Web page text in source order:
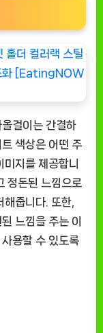
키
친
걸
이:
실
과
스
타
일
걸이는 간결하
색상은 어떤 주
지를 제공합니
정돈된 느낌으로
줍니다. 또한,
느낌을 주는 이
용할 수 있도록